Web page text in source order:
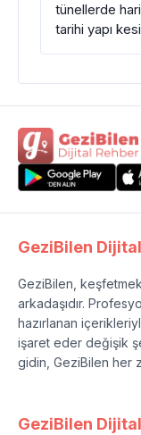
tünellerde
tarihi yapı
GeziBilen
GeziBilen,
arkadaşıdır.
hazırlanan
işaret eder değişik
gidin, GeziBilen her
GeziBilen